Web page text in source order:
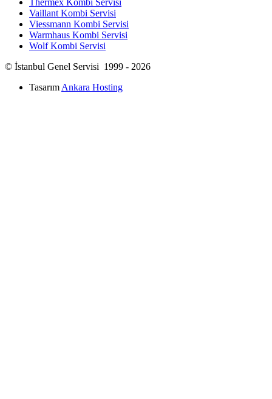
Vaillant Kombi Servisi
Viessmann Kombi Servisi
Warmhaus Kombi Servisi
Wolf Kombi Servisi
© İstanbul Genel Servisi 1999 - 2026
Tasarım Ankara Hosting